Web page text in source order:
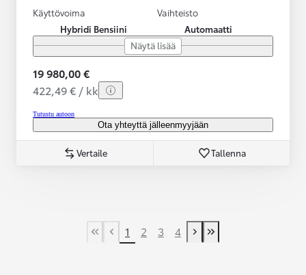
Käyttövoima
Hybridi Bensiini
Vaihteisto
Automaatti
Näytä lisää
19 980,00 €
422,49 € / kk
Tutustu autoon
Ota yhteyttä jälleenmyyjään
Vertaile Tallenna
First Page
Previous page
1 2 3 4
Next page
Last Page